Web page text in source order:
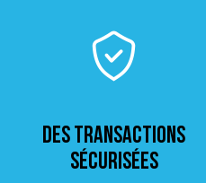
Des transactions
sécurisées